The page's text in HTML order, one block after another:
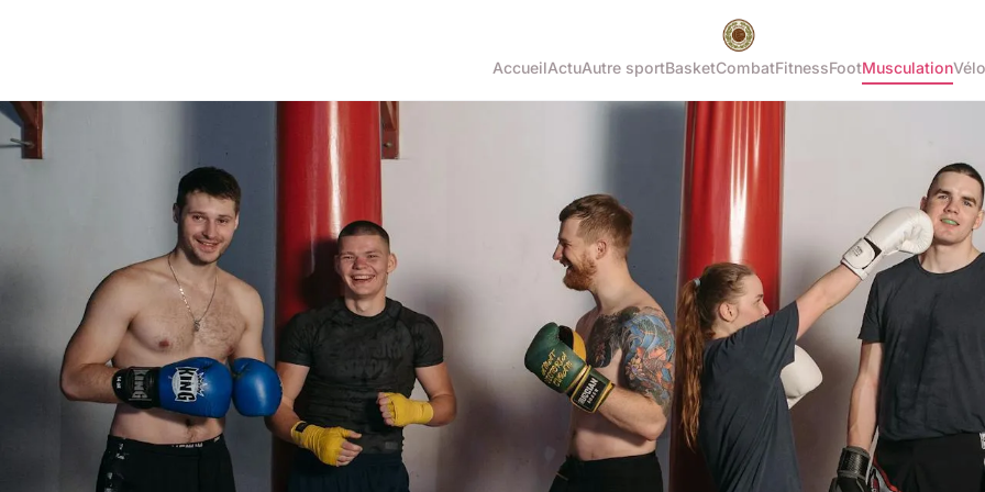
AccueilActuAutre sportBasketCombatFitnessFootMusculationVélo